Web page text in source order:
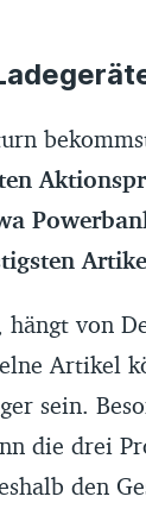
von
Artikel
sein.
die drei
den